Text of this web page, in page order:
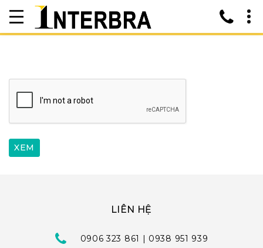
LIÊN HỆ
0906 323 861 | 0938 951 939